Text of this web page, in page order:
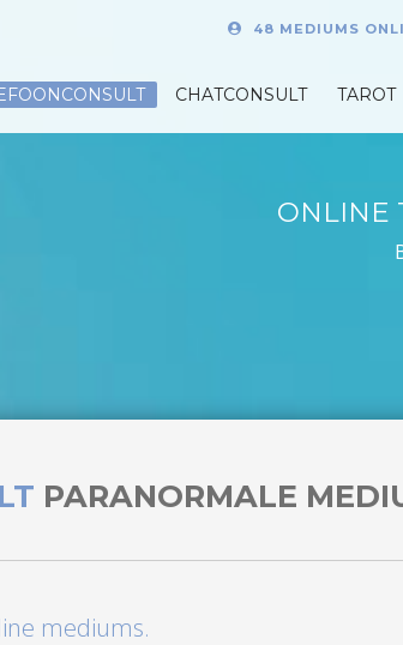
48 MEDIUMS
CHATCONSULT TAROT
ONLINE
PARANORMALE
mediums.